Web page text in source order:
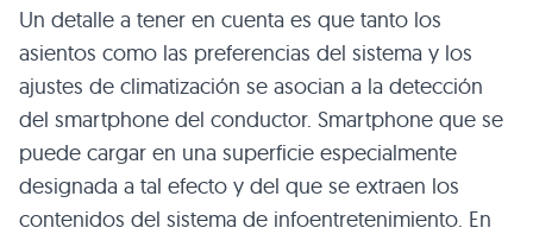
Un detalle a tener en cuenta es que tanto los
asientos como las preferencias del sistema y los
ajustes de climatización se asocian a la detección
del smartphone del conductor. Smartphone que se
puede cargar en una superficie especialmente
designada a tal efecto y del que se extraen los
contenidos del sistema de infoentretenimiento. En